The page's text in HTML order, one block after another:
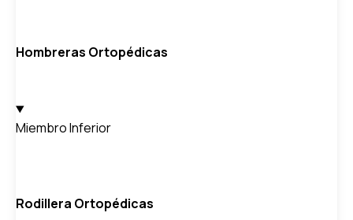
Hombreras Ortopédicas
Miembro Inferior
Rodillera Ortopédicas